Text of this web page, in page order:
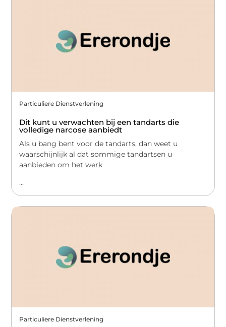
Particuliere Dienstverlening
Dit kunt u verwachten bij een tandarts die
volledige narcose aanbiedt
Als u bang bent voor de tandarts, dan weet u
waarschijnlijk al dat sommige tandartsen u
aanbieden om het werk
...
Particuliere Dienstverlening